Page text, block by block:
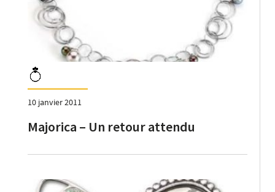
10 janvier 2011
Majorica – Un retour attendu